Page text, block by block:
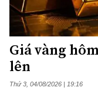
Giá vàng
lên
Thứ 3, 04/08/2026 | 19:16